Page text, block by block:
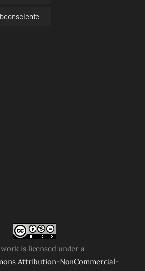
is licensed under a
Attribution-NonCommercial-